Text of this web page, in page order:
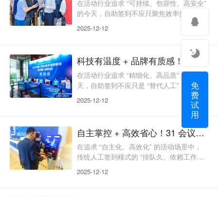
脸识别、RFID等多重技术，打造“高效、省
心、安全、灵活”的全链路解决方案，让参
会者告别等待、主办方告别繁琐，开启活动
运营高效新范
在活动行业追求 “可持续、包容性、高安全”
的今天，自助签到不应只聚焦效率提升，更
应兼顾绿色环保、全人群适配、合规安全与
灵活扩容的多元需求。传统自助签到常面临
难” 等问题，难以匹配现代活动的综合诉
求。31 会议自助签到打破单一功能定位，
以 “绿色低碳、普惠包容、合规安全、弹性
扩容” 为核心，让签到既符合社会趋势，又
能解决主办方的实际痛点，为超百万场活动
解锁全
2025-12-12
科技有温度 + 品牌有质感！31 会议自助签到，赋能活动全链升级
在活动行业追求 “精细化、高品质” 的今
天，自助签到不应只是 “替代人工” 的工
具，更应成为传递人文关怀、彰显品牌调
性、保障活动稳定、创造长期价值的核心载
体。传统自助签到常陷入 “功能单一、缺乏
温度、品牌弱化、应急薄弱” 的困境，难以
匹配现代活动的多元需求。31 会议自助签
到打破技术局限，以 “温度 + 质感” 为双核
心，从人文体验、品牌赋能、应急保障、长
又温
2025-12-12
自主掌控 + 高效省心！31 会议自助签到，解锁活动入场新体验
在追求 “自主化、高效化” 的活动场景中，
传统人工签到模式的 “排队久、依赖工作人
会者对便捷性的需求，也让主办方陷入 “人
2025-12-12
免
费
试
用